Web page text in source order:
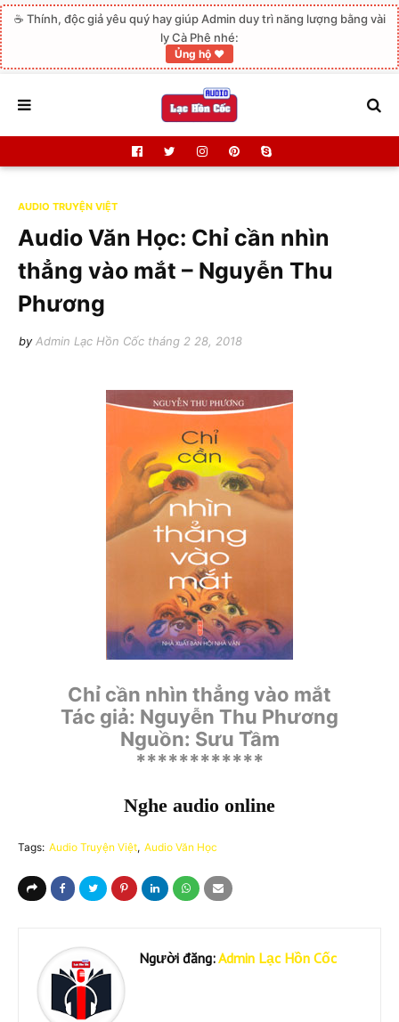
☕ Thính, độc giả yêu quý hay giúp Admin duy trì năng lượng bằng vài
ly Cà Phê nhé:
Ủng hộ ❤️
AUDIO TRUYỆN VIỆT
Audio Văn Học: Chỉ cần nhìn
thẳng vào mắt – Nguyễn Thu
Phương
by Admin Lạc Hồn Cốc tháng 2 28, 2018
Chỉ cần nhìn thẳng vào mắt
Tác giả: Nguyễn Thu Phương
Nguồn: Sưu Tầm
************
Nghe audio online
Tags: Audio Truyện Việt Audio Văn Học
Người đăng:Admin Lạc Hồn Cốc